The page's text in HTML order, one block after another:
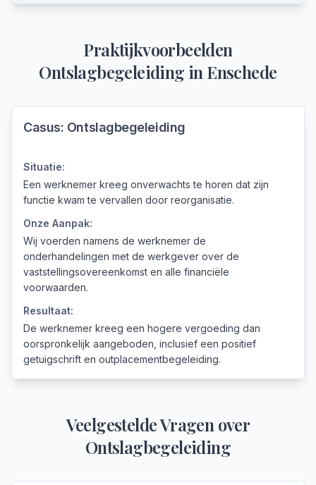
Praktijkvoorbeelden
Ontslagbegeleiding in Enschede
Casus: Ontslagbegeleiding
Situatie:
Een werknemer kreeg onverwachts te horen dat zijn
functie kwam te vervallen door reorganisatie.
Onze Aanpak:
Wij voerden namens de werknemer de
onderhandelingen met de werkgever over de
vaststellingsovereenkomst en alle financiële
voorwaarden.
Resultaat:
De werknemer kreeg een hogere vergoeding dan
oorspronkelijk aangeboden, inclusief een positief
getuigschrift en outplacementbegeleiding.
Veelgestelde Vragen over
Ontslagbegeleiding